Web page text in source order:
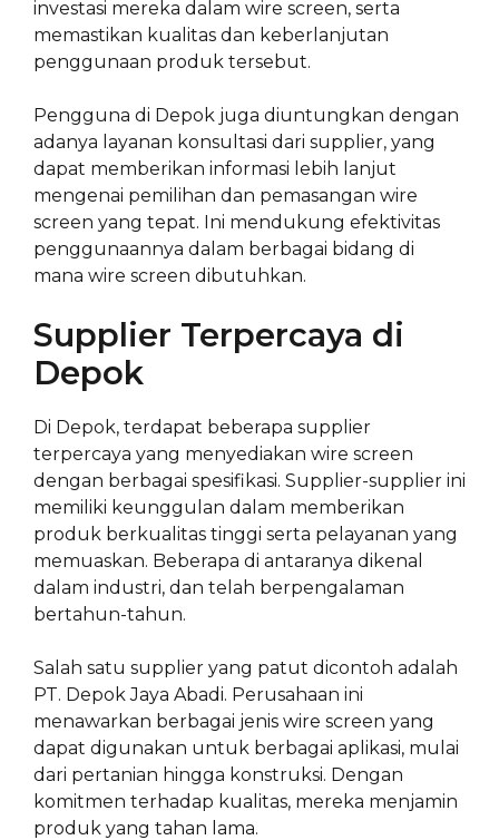
investasi mereka dalam wire screen, serta
memastikan kualitas dan keberlanjutan
penggunaan produk tersebut.
Pengguna di Depok juga diuntungkan dengan
adanya layanan konsultasi dari supplier, yang
dapat memberikan informasi lebih lanjut
mengenai pemilihan dan pemasangan wire
screen yang tepat. Ini mendukung efektivitas
penggunaannya dalam berbagai bidang di
mana wire screen dibutuhkan.
Supplier Terpercaya di
Depok
Di Depok, terdapat beberapa supplier
terpercaya yang menyediakan wire screen
dengan berbagai spesifikasi. Supplier-supplier ini
memiliki keunggulan dalam memberikan
produk berkualitas tinggi serta pelayanan yang
memuaskan. Beberapa di antaranya dikenal
dalam industri, dan telah berpengalaman
bertahun-tahun.
Salah satu supplier yang patut dicontoh adalah
PT. Depok Jaya Abadi. Perusahaan ini
menawarkan berbagai jenis wire screen yang
dapat digunakan untuk berbagai aplikasi, mulai
dari pertanian hingga konstruksi. Dengan
komitmen terhadap kualitas, mereka menjamin
produk yang tahan lama.